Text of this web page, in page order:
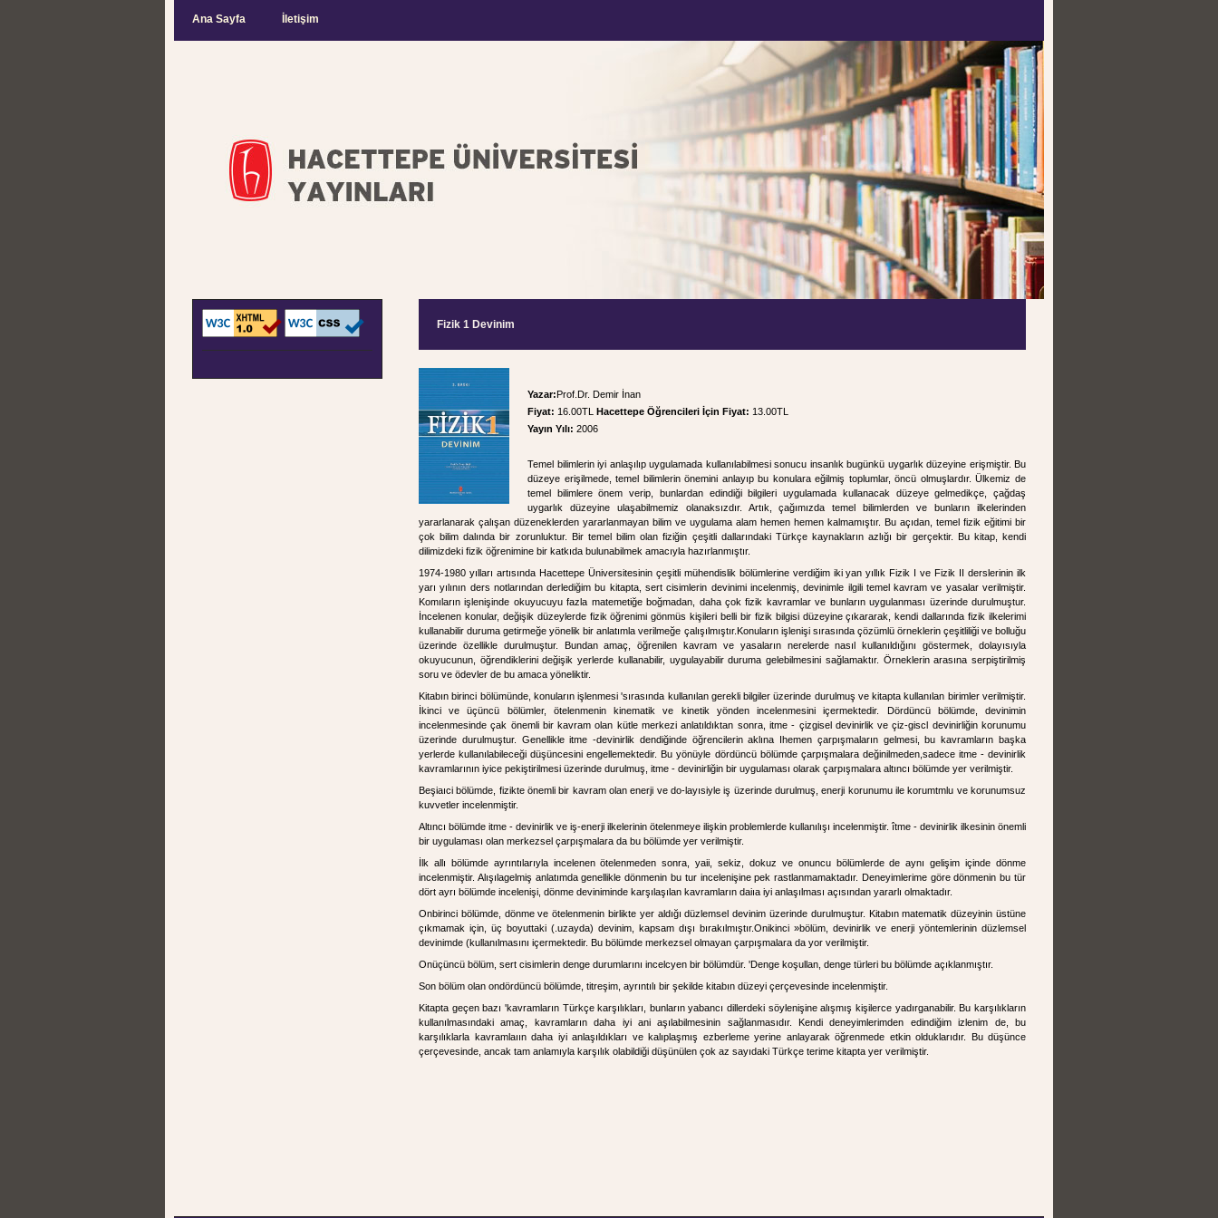
Ana Sayfa İletişim
Fizik 1 Devinim
Yazar:Prof.Dr. Demir İnan
Fiyat: 16.00TL Hacettepe Öğrencileri İçin Fiyat: 13.00TL
Yayın Yılı: 2006
Temel bilimlerin iyi anlaşılıp uygulamada kullanılabilmesi sonucu insanlık bugünkü uygarlık düzeyine erişmiştir. Bu
düzeye erişilmede, temel bilimlerin önemini anlayıp bu konulara eğilmiş toplumlar, öncü olmuşlardır. Ülkemiz de
temel bilimlere önem verip, bunlardan edindiği bilgileri uygulamada kullanacak düzeye gelmedikçe, çağdaş
uygarlık düzeyine ulaşabilmemiz olanaksızdır. Artık, çağımızda temel bilimlerden ve bunların ilkelerinden
yararlanarak çalışan düzeneklerden yararlanmayan bilim ve uygulama alam hemen hemen kalmamıştır. Bu açıdan, temel fizik eğitimi bir
çok bilim dalında bir zorunluktur. Bir temel bilim olan fiziğin çeşitli dallarındaki Türkçe kaynakların azlığı bir gerçektir. Bu kitap, kendi
dilimizdeki fizik öğrenimine bir katkıda bulunabilmek amacıyla hazırlanmıştır.
1974-1980 yılları artısında Hacettepe Üniversitesinin çeşitli mühendislik bölümlerine verdiğim iki yan yıllık Fizik I ve Fizik II derslerinin ilk
yarı yılının ders notlarından derlediğim bu kitapta, sert cisimlerin devinimi incelenmiş, devinimle ilgili temel kavram ve yasalar verilmiştir.
Komıların işlenişinde okuyucuyu fazla matemetiğe boğmadan, daha çok fizik kavramlar ve bunların uygulanması üzerinde durulmuştur.
İncelenen konular, değişik düzeylerde fizik öğrenimi gönmüs kişileri belli bir fizik bilgisi düzeyine çıkararak, kendi dallarında fizik ilkelerimi
kullanabilir duruma getirmeğe yönelik bir anlatımla verilmeğe çalışılmıştır.Konuların işlenişi sırasında çözümlü örneklerin çeşitliliği ve bolluğu
üzerinde özellikle durulmuştur. Bundan amaç, öğrenilen kavram ve yasaların nerelerde nasıl kullanıldığını göstermek, dolayısıyla
okuyucunun, öğrendiklerini değişik yerlerde kullanabilir, uygulayabilir duruma gelebilmesini sağlamaktır. Örneklerin arasına serpiştirilmiş
soru ve ödevler de bu amaca yöneliktir.
Kitabın birinci bölümünde, konuların işlenmesi 'sırasında kullanılan gerekli bilgiler üzerinde durulmuş ve kitapta kullanılan birimler verilmiştir.
İkinci ve üçüncü bölümler, ötelenmenin kinematik ve kinetik yönden incelenmesini içermektedir. Dördüncü bölümde, devinimin
incelenmesinde çak önemli bir kavram olan kütle merkezi anlatıldıktan sonra, itme - çizgisel devinirlik ve çiz-giscl devinirliğin korunumu
üzerinde durulmuştur. Genellikle itme -devinirlik dendiğinde öğrencilerin aklına Ihemen çarpışmaların gelmesi, bu kavramların başka
yerlerde kullanılabileceği düşüncesini engellemektedir. Bu yönüyle dördüncü bölümde çarpışmalara değinilmeden,sadece itme - devinirlik
kavramlarının iyice pekiştirilmesi üzerinde durulmuş, itme - devinirliğin bir uygulaması olarak çarpışmalara altıncı bölümde yer verilmiştir.
Beşiaıci bölümde, fizikte önemli bir kavram olan enerji ve do-layısiyle iş üzerinde durulmuş, enerji korunumu ile korumtmlu ve korunumsuz
kuvvetler incelenmiştir.
Altıncı bölümde itme - devinirlik ve iş-enerji ilkelerinin ötelenmeye ilişkin problemlerde kullanılışı incelenmiştir. îtme - devinirlik ilkesinin önemli
bir uygulaması olan merkezsel çarpışmalara da bu bölümde yer verilmiştir.
İlk allı bölümde ayrıntılarıyla incelenen ötelenmeden sonra, yaii, sekiz, dokuz ve onuncu bölümlerde de aynı gelişim içinde dönme
incelenmiştir. Alışılagelmiş anlatımda genellikle dönmenin bu tur incelenişine pek rastlanmamaktadır. Deneyimlerime göre dönmenin bu tür
dört ayrı bölümde incelenişi, dönme deviniminde karşılaşılan kavramların daiıa iyi anlaşılması açısından yararlı olmaktadır.
Onbirinci bölümde, dönme ve ötelenmenin birlikte yer aldığı düzlemsel devinim üzerinde durulmuştur. Kitabın matematik düzeyinin üstüne
çıkmamak için, üç boyuttaki (.uzayda) devinim, kapsam dışı bırakılmıştır.Onikinci »bölüm, devinirlik ve enerji yöntemlerinin düzlemsel
devinimde (kullanılmasını içermektedir. Bu bölümde merkezsel olmayan çarpışmalara da yor verilmiştir.
Onüçüncü bölüm, sert cisimlerin denge durumlarını incelcyen bir bölümdür. 'Denge koşullan, denge türleri bu bölümde açıklanmıştır.
Son bölüm olan ondördüncü bölümde, titreşim, ayrıntılı bir şekilde kitabın düzeyi çerçevesinde incelenmiştir.
Kitapta geçen bazı 'kavramların Türkçe karşılıkları, bunların yabancı dillerdeki söylenişine alışmış kişilerce yadırganabilir. Bu karşılıkların
kullanılmasındaki amaç, kavramların daha iyi ani aşılabilmesinin sağlanmasıdır. Kendi deneyimlerimden edindiğim izlenim de, bu
karşılıklarla kavramlaıın daha iyi anlaşıldıkları ve kalıplaşmış ezberleme yerine anlayarak öğrenmede etkin olduklarıdır. Bu düşünce
çerçevesinde, ancak tam anlamıyla karşılık olabildiği düşünülen çok az sayıdaki Türkçe terime kitapta yer verilmiştir.